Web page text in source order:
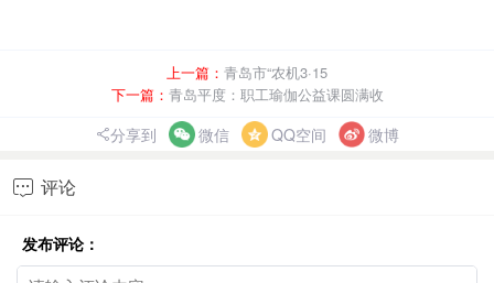
上一篇： 青岛市“农机3·15
下一篇： 青岛平度：职工瑜伽公益课圆满收
分享到 微信 QQ空间 微博
 评论
发布评论：